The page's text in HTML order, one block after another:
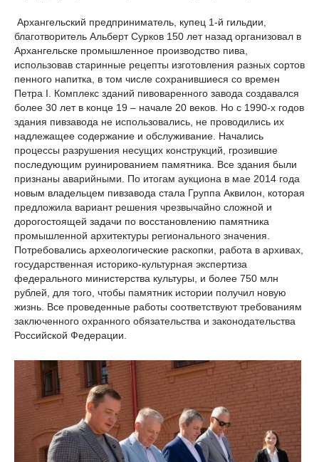
Архангельский предприниматель, купец 1-й гильдии,
благотворитель Альберт Сурков 150 лет назад организовал в
Архангельске промышленное производство пива,
использовав старинные рецепты изготовления разных сортов
пенного напитка, в том числе сохранившиеся со времен
Петра I. Комплекс зданий пивоваренного завода создавался
более 30 лет в конце 19 – начале 20 веков. Но с 1990-х годов
здания пивзавода не использовались, не проводились их
надлежащее содержание и обслуживание. Начались
процессы разрушения несущих конструкций, грозившие
последующим руинированием памятника. Все здания были
признаны аварийными. По итогам аукциона в мае 2014 года
новым владельцем пивзавода стала Группа Аквилон, которая
предложила вариант решения чрезвычайно сложной и
дорогостоящей задачи по восстановлению памятника
промышленной архитектуры регионального значения.
Потребовались археологические раскопки, работа в архивах,
государственная историко-культурная экспертиза
федерального министерства культуры, и более 750 млн
рублей, для того, чтобы памятник истории получил новую
жизнь. Все проведенные работы соответствуют требованиям
заключенного охранного обязательства и законодательства
Российской Федерации.